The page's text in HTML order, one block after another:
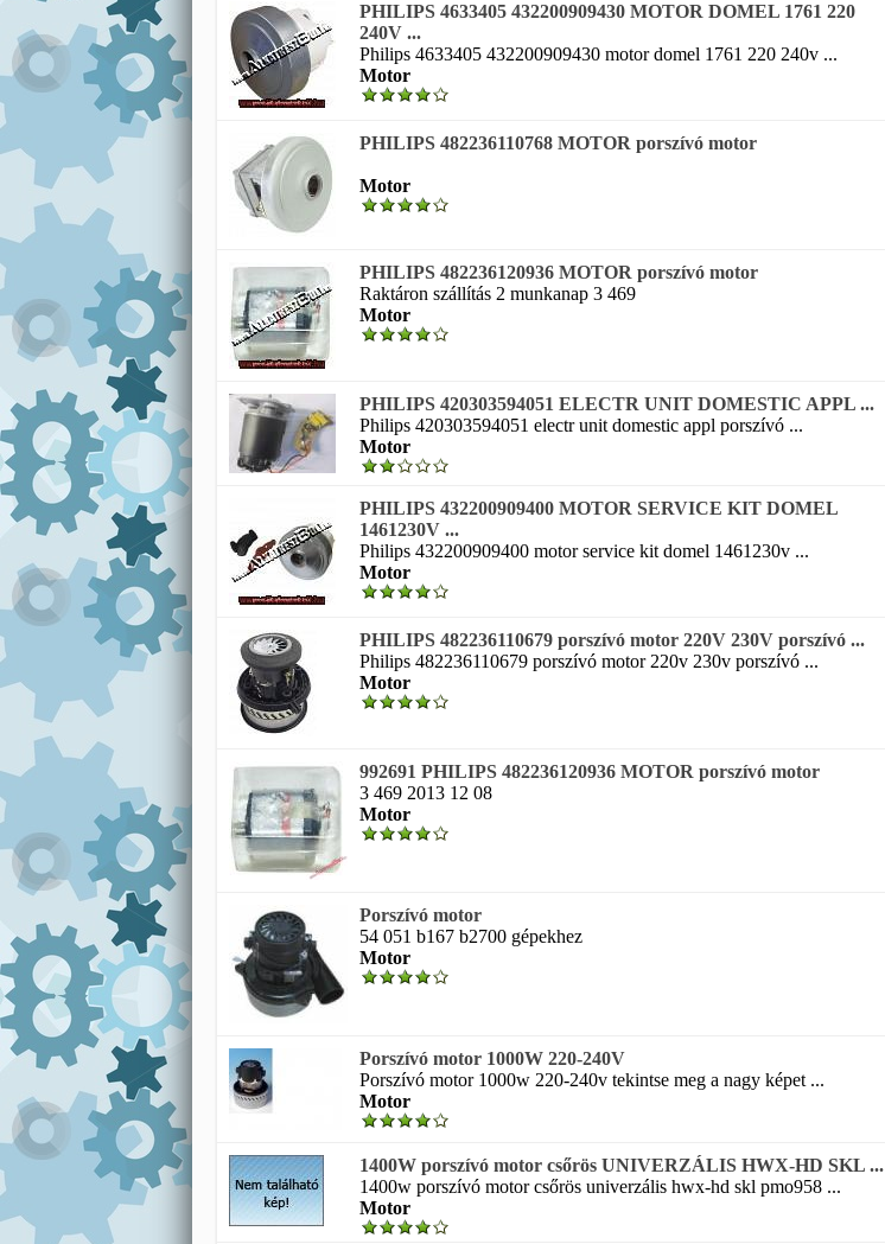
PHILIPS 4633405 432200909430 MOTOR DOMEL 1761 220
240V ...
Philips 4633405 432200909430 motor domel 1761 220 240v ...
Motor
PHILIPS 482236110768 MOTOR porszívó motor
Motor
PHILIPS 482236120936 MOTOR porszívó motor
Raktáron szállítás 2 munkanap 3 469
Motor
PHILIPS 420303594051 ELECTR UNIT DOMESTIC APPL ...
Philips 420303594051 electr unit domestic appl porszívó ...
Motor
PHILIPS 432200909400 MOTOR SERVICE KIT DOMEL
1461230V ...
Philips 432200909400 motor service kit domel 1461230v ...
Motor
PHILIPS 482236110679 porszívó motor 220V 230V porszívó ...
Philips 482236110679 porszívó motor 220v 230v porszívó ...
Motor
992691 PHILIPS 482236120936 MOTOR porszívó motor
3 469 2013 12 08
Motor
Porszívó motor
54 051 b167 b2700 gépekhez
Motor
Porszívó motor 1000W 220-240V
Porszívó motor 1000w 220-240v tekintse meg a nagy képet ...
Motor
1400W porszívó motor csőrös UNIVERZÁLIS HWX-HD SKL ...
1400w porszívó motor csőrös univerzális hwx-hd skl pmo958 ...
Motor